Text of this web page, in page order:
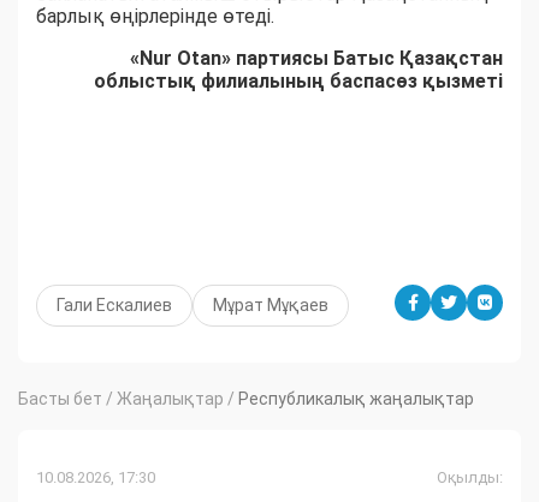
барлық өңірлерінде өтеді.
«Nur Otan» партиясы Батыс Қазақстан
облыстық филиалының баспасөз қызметі
Гали Ескалиев Мұрат Мұқаев
Басты бет / Жаңалықтар / Республикалық жаңалықтар
10.08.2026, 17:30 Оқылды: